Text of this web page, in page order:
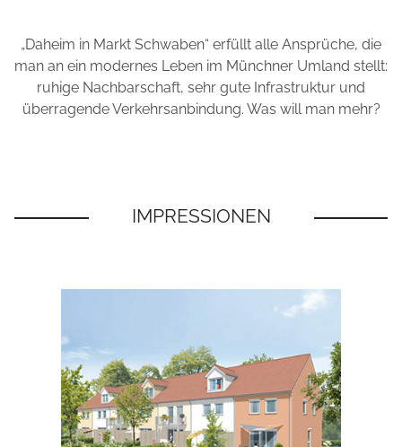
„Daheim in Markt Schwaben“ erfüllt alle Ansprüche, die
man an ein modernes Leben im Münchner Umland stellt:
ruhige Nachbarschaft, sehr gute Infrastruktur und
überragende Verkehrsanbindung. Was will man mehr?